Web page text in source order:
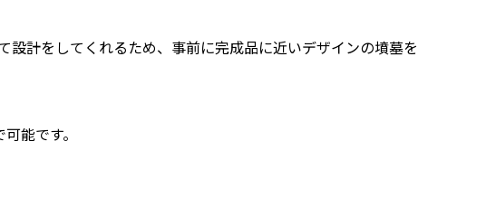
設計をしてくれるため、事前に完成品に近いデザインの墳墓を
能です。